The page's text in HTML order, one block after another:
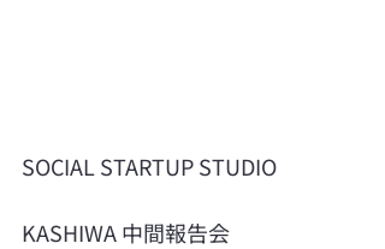
SOCIAL STARTUP STUDIO
KASHIWA 中間報告会